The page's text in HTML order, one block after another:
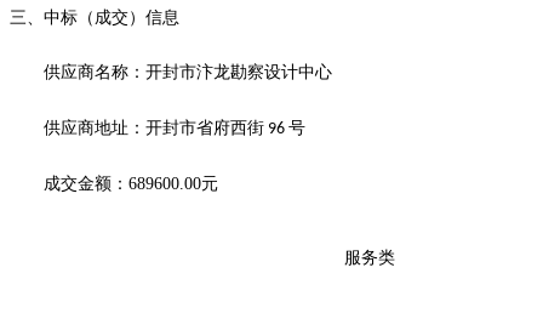
三、中标（成交）信息
供应商名称： 开封市汴龙勘察设计中心
供应商地址： 开封市省府西街 96 号
成交金额： 689600.00元
服务类